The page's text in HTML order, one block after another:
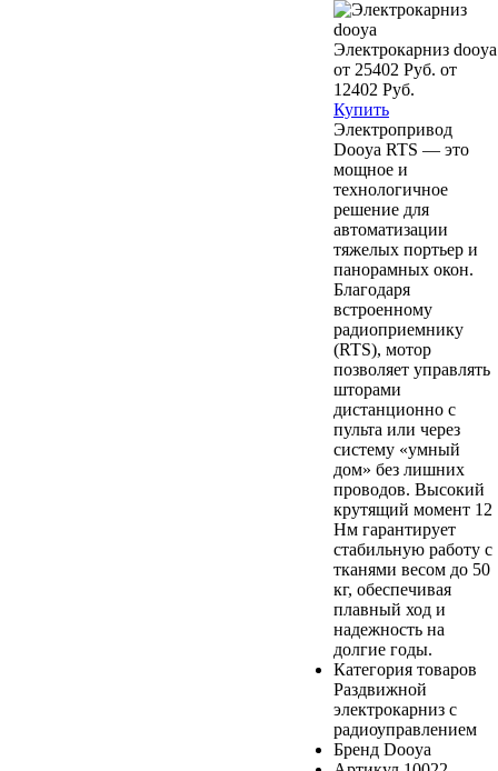
Электрокарниз dooya
от 25402 Руб. от
12402 Руб.
Купить
Электропривод
Dooya RTS — это
мощное и
технологичное
решение для
автоматизации
тяжелых портьер и
панорамных окон.
Благодаря
встроенному
радиоприемнику
(RTS), мотор
позволяет управлять
шторами
дистанционно с
пульта или через
систему «умный
дом» без лишних
проводов. Высокий
крутящий момент 12
Нм гарантирует
стабильную работу с
тканями весом до 50
кг, обеспечивая
плавный ход и
надежность на
долгие годы.
Категория товаров
Раздвижной
электрокарниз с
радиоуправлением
Бренд Dooya